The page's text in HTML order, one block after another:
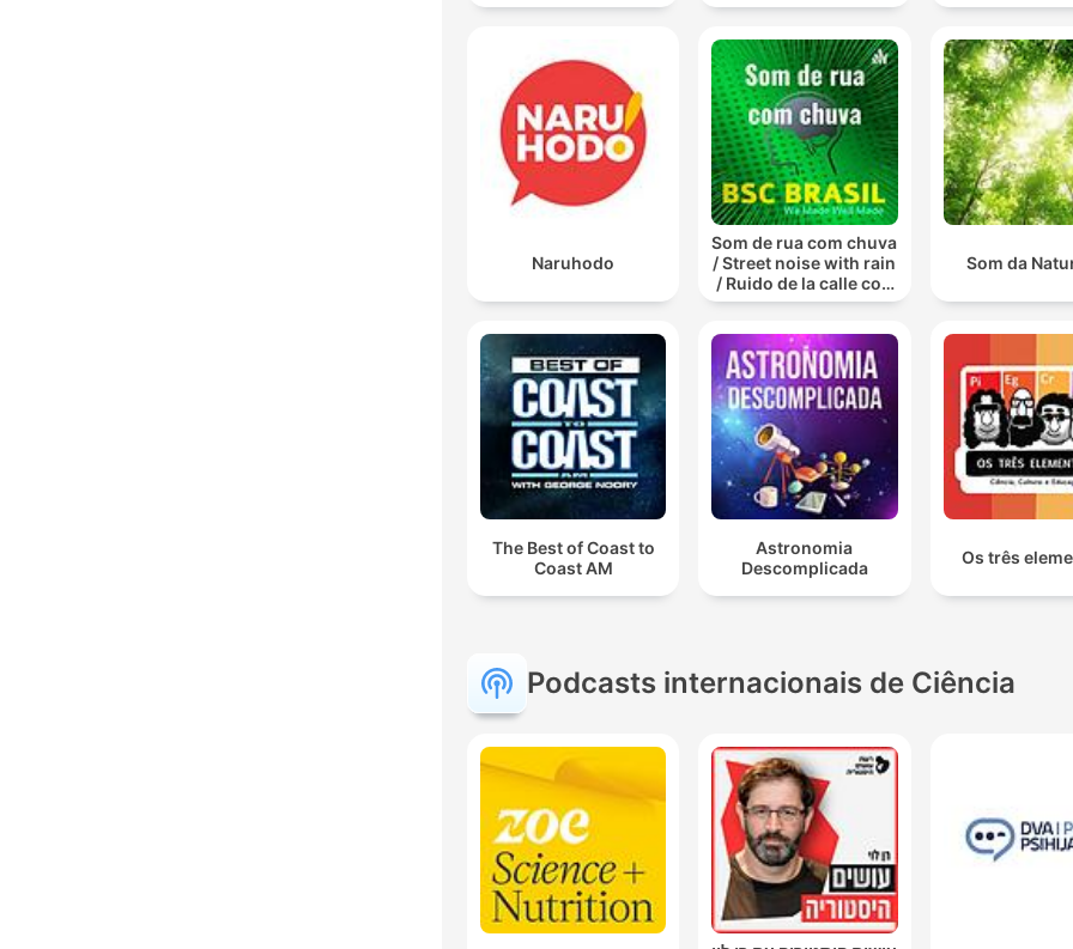
Naruhodo
Som de rua com chuva
/ Street noise with rain
/ Ruido de la calle con
lluvia
Som da
The Best of Coast to
Coast AM
Astronomia
Descomplicada
Os três
Podcasts internacionais de Ciência